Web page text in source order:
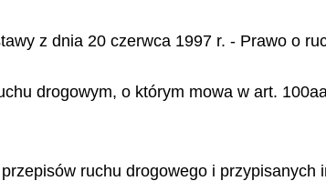
z dnia 20 czerwca 1997 r. - Prawo o
drogowym, o którym mowa w art.
ruchu drogowego i przypisanych